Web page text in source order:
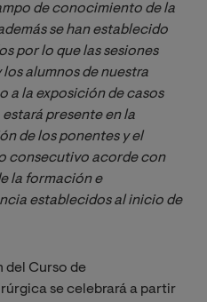
de conocimiento de la
se han establecido
por lo que las sesiones
los alumnos de nuestra
a la exposición de casos
presente en la
de los ponentes y el
consecutivo acorde con
la formación e
establecidos al inicio de
del Curso de
se celebrará a partir